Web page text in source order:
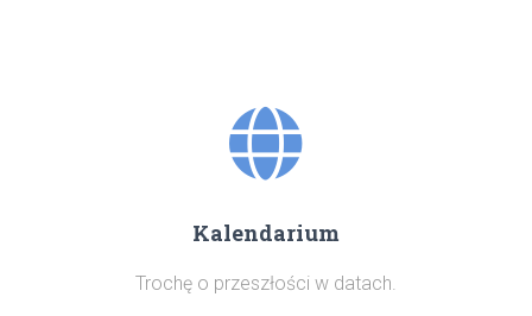
Kalendarium
Trochę o przeszłości w datach.